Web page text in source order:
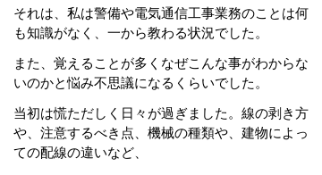
それは、私は警備や電気通信工事業務のことは何
も知識がなく、一から教わる状況でした。
また、覚えることが多くなぜこんな事がわからな
いのかと悩み不思議になるくらいでした。
当初は慌ただしく日々が過ぎました。線の剥き方
や、注意するべき点、機械の種類や、建物によっ
ての配線の違いなど、